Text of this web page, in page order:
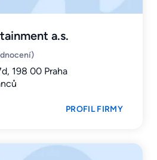
a.s.
198 00 Praha
PROFIL FIRMY